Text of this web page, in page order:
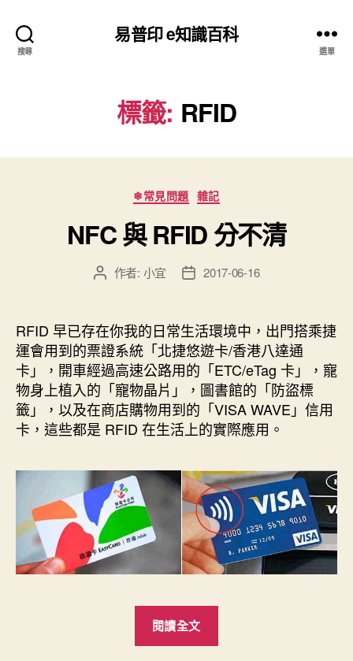
搜尋
易普印 e知識百科
選單
標籤: RFID
分
類
❄常見問題 雜記
NFC 與 RFID 分不清
文
者
作者: 小宜
文
佈
日
期
2017-06-16
RFID 早已存在你我的日常生活環境中，出門搭乘捷
運會用到的票證系統「北捷悠遊卡/香港八達通
卡」，開車經過高速公路用的「ETC/eTag 卡」，寵
物身上植入的「寵物晶片」，圖書館的「防盜標
籤」，以及在商店購物用到的「VISA WAVE」信用
卡，這些都是 RFID 在生活上的實際應用。
閱讀全文